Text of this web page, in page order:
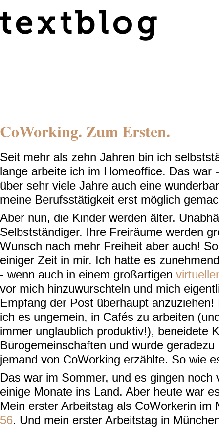
CoWorking. Zum Ersten.
Seit mehr als zehn Jahren bin ich
lange arbeite ich im Homeoffice. Das war
über sehr viele Jahre auch eine
meine Berufsstätigkeit erst möglich
Aber nun, die Kinder werden älter.
Selbstständiger. Ihre Freiräume werden
Wunsch nach mehr Freiheit aber auch!
einiger Zeit in mir. Ich hatte es
- wenn auch in einem großartigen
vor mich hinzuwurschteln und mich
Empfang der Post überhaupt anzuziehen!
ich es ungemein, in Cafés zu arbeiten
immer unglaublich produktiv!), beneidete
Bürogemeinschaften und wurde
jemand von CoWorking erzählte. So wie
Das war im Sommer, und es gingen noch
einige Monate ins Land. Aber heute war
Mein erster Arbeitstag als CoWorkerin im
56. Und mein erster Arbeitstag in